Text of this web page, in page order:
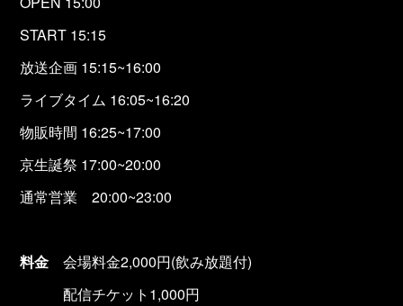
START 15:15
放送企画 15:15~16:00
ライブタイム 16:05~16:20
物販時間 16:25~17:00
京生誕祭 17:00~20:00
通常営業 20:00~23:00
料金 会場料金2,000円(飲み放題付)
配信チケット1,000円